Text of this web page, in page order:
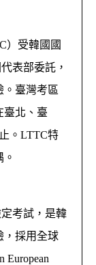
受韓國國
表部委託，
。臺灣考區
臺北、臺
。LTTC特
考試，是韓
，採用全球
European